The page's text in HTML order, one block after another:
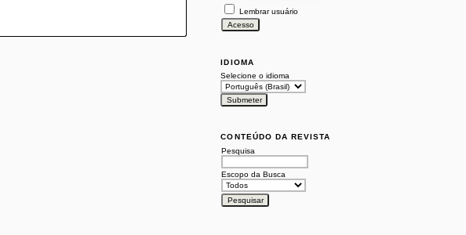
Lembrar usuário
IDIOMA
Selecione o idioma
CONTEÚDO DA REVISTA
Pesquisa
Escopo da Busca